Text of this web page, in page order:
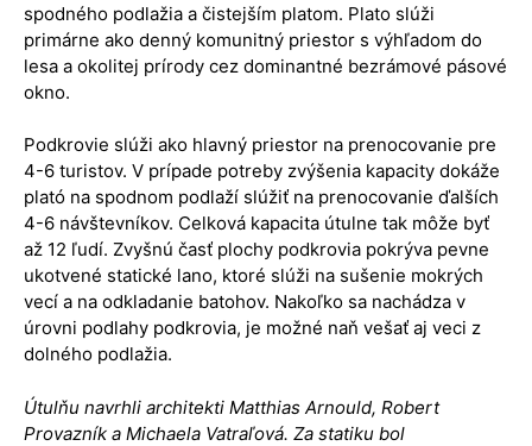
spodného podlažia a čistejším platom. Plato slúži
primárne ako denný komunitný priestor s výhľadom do
lesa a okolitej prírody cez dominantné bezrámové pásové
okno.
Podkrovie slúži ako hlavný priestor na prenocovanie pre
4-6 turistov. V prípade potreby zvýšenia kapacity dokáže
plató na spodnom podlaží slúžiť na prenocovanie ďalších
4-6 návštevníkov. Celková kapacita útulne tak môže byť
až 12 ľudí. Zvyšnú časť plochy podkrovia pokrýva pevne
ukotvené statické lano, ktoré slúži na sušenie mokrých
vecí a na odkladanie batohov. Nakoľko sa nachádza v
úrovni podlahy podkrovia, je možné naň vešať aj veci z
dolného podlažia.
Útulňu navrhli architekti Matthias Arnould, Robert
Provazník a Michaela Vatraľová. Za statiku bol